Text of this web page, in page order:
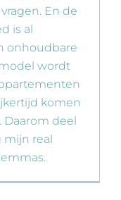
En de
is al
onhoudbare
wordt
komen
Daarom deel
mijn real